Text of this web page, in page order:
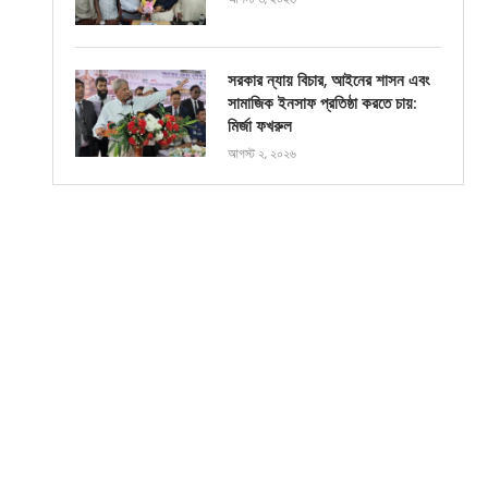
সরকার ন্যায় বিচার, আইনের শাসন এবং
সামাজিক ইনসাফ প্রতিষ্ঠা করতে চায়:
মির্জা ফখরুল
আগস্ট ২, ২০২৬